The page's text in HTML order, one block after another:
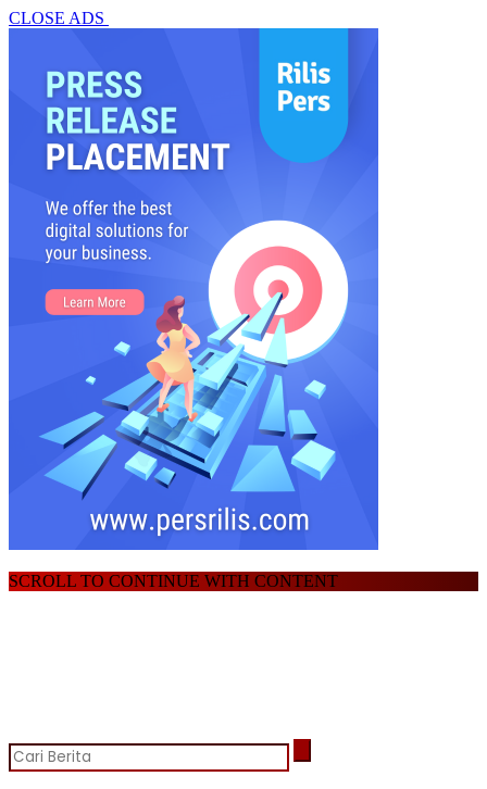
CLOSE ADS
SCROLL TO CONTINUE WITH CONTENT